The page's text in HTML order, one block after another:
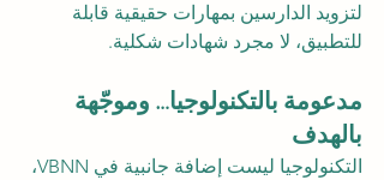
لتزويد الدارسين بمهارات حقيقية قابلة
للتطبيق، لا مجرد شهادات شكلية.
مدعومة بالتكنولوجيا… وموجّهة
بالهدف
التكنولوجيا ليست إضافة جانبية في VBNN،